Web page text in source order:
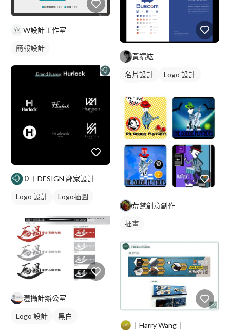
W設計工作室
簡報設計
０＋DESIGN 鄰家設計
Logo 設計 Logo插圖
灃攝計辦公室
Logo 設計 黑白
黃靖紘
名片設計
Logo 設計
荒鷲創意創作
插畫
｜Harry Wang｜